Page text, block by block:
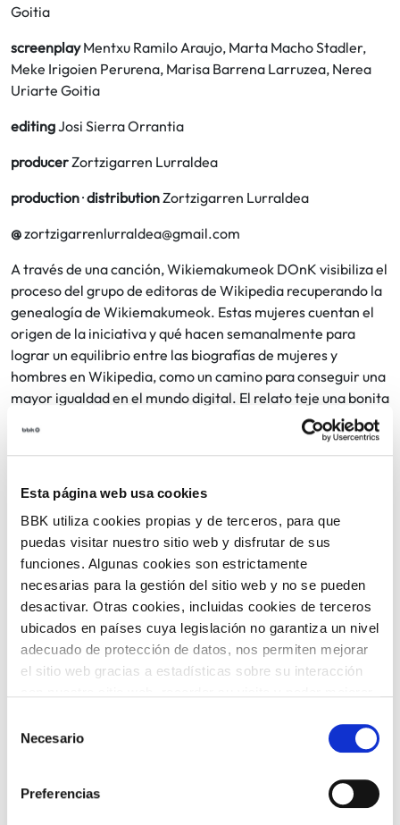
Esta página web usa cookies
BBK utiliza cookies propias y de terceros, para que
puedas visitar nuestro sitio web y disfrutar de sus
funciones. Algunas cookies son estrictamente
necesarias para la gestión del sitio web y no se pueden
desactivar. Otras cookies, incluidas cookies de terceros
ubicados en países cuya legislación no garantiza un nivel
adecuado de protección de datos, nos permiten mejorar
el sitio web gracias a estadísticas sobre su interacción
el uso que haga del sitio web con nuestros partners de
información que les haya proporcionado o que hayan
recopilado a partir del uso que haya hecho de sus
Necesario
Preferencias
Goitia
screenplayMentxu Ramilo Araujo, Marta Macho Stadler,
Meke Irigoien Perurena, Marisa Barrena Larruzea, Nerea
Uriarte Goitia
editingJosi Sierra Orrantia
producerZortzigarren Lurraldea
production·distributionZortzigarren Lurraldea
@zortzigarrenlurraldea@gmail.com
A través de una canción, Wikiemakumeok DOnK visibiliza el
proceso del grupo de editoras de Wikipedia recuperando la
genealogía de Wikiemakumeok. Estas mujeres cuentan el
origen de la iniciativa y qué hacen semanalmente para
lograr un equilibrio entre las biografías de mujeres y
hombres en Wikipedia, como un camino para conseguir una
mayor igualdad en el mundo digital. El relato teje una bonita
historia, entre notas y biografías femeninas, con una clara
intención divulgativa reflejando la realidad en distintas
localidades de Euskadi.
Entradas: Gratis
Entrada libre hasta completar aforo. No se necesita invitación.
VOLVER
COMPARTIR EVENTO PASADO